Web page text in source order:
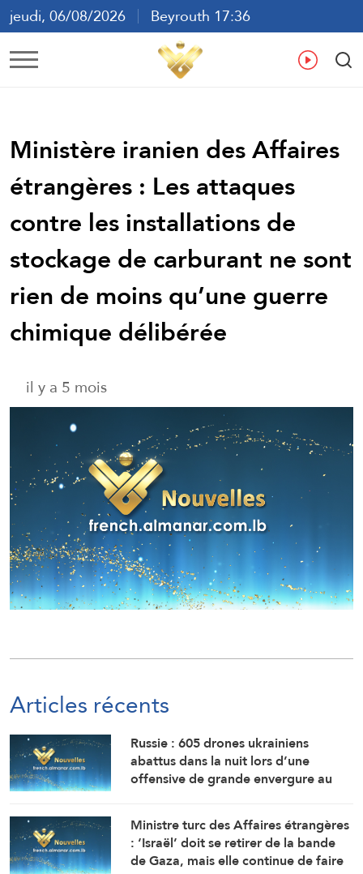
jeudi, 06/08/2026
Beyrouth 17:36
ع
Ministère iranien des Affaires
étrangères : Les attaques
contre les installations de
stockage de carburant ne sont
rien de moins qu’une guerre
chimique délibérée
il y a 5 mois
Articles récents
Russie : 605 drones ukrainiens
abattus dans la nuit lors d’une
offensive de grande envergure au
Ministre turc des Affaires étrangères
: ‘Israël’ doit se retirer de la bande
de Gaza, mais elle continue de faire